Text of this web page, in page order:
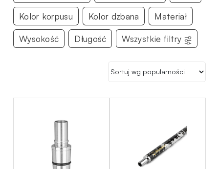
Kolor korpusu Kolor dzbana Materiał
Wysokość Długość Wszystkie filtry